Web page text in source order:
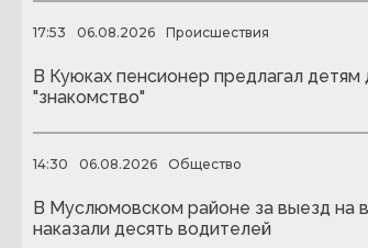
17:53 06.08.2026 Происшествия
В Куюках пенсионер предлагал детям
"знакомство"
14:30 06.08.2026 Общество
В Муслюмовском районе за выезд на
наказали десять водителей